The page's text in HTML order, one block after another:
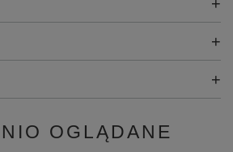
OGLĄDANE